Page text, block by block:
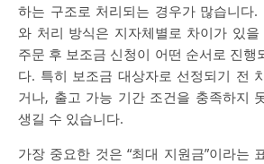
하는 구조로 처리되는 경우가 많습니다
와 처리 방식은 지자체별로 차이가 있
주문 후 보조금 신청이 어떤 순서로 진행
다. 특히 보조금 대상자로 선정되기 전
거나, 출고 가능 기간 조건을 충족하지
생길 수 있습니다.
가장 중요한 것은 “최대 지원금”이라는